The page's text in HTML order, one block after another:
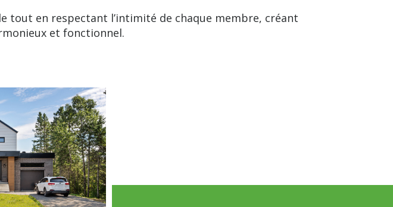
en respectant l’intimité de chaque membre, créant
et fonctionnel.